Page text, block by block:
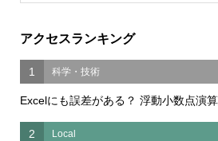
アクセスランキング
1 科学・技術
Excelにも誤差がある？ 浮動小数点演
2 Local